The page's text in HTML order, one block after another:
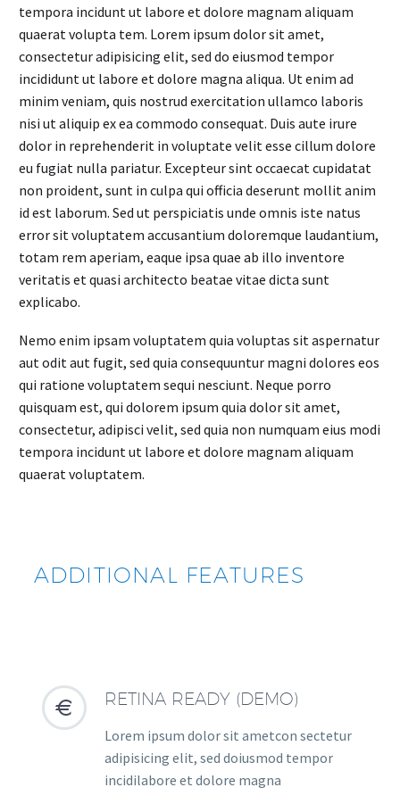
tempora incidunt ut labore et dolore magnam aliquam
quaerat volupta tem. Lorem ipsum dolor sit amet,
consectetur adipisicing elit, sed do eiusmod tempor
incididunt ut labore et dolore magna aliqua. Ut enim ad
minim veniam, quis nostrud exercitation ullamco laboris
nisi ut aliquip ex ea commodo consequat. Duis aute irure
dolor in reprehenderit in voluptate velit esse cillum dolore
eu fugiat nulla pariatur. Excepteur sint occaecat cupidatat
non proident, sunt in culpa qui officia deserunt mollit anim
id est laborum. Sed ut perspiciatis unde omnis iste natus
error sit voluptatem accusantium doloremque laudantium,
totam rem aperiam, eaque ipsa quae ab illo inventore
veritatis et quasi architecto beatae vitae dicta sunt
explicabo.
Nemo enim ipsam voluptatem quia voluptas sit aspernatur
aut odit aut fugit, sed quia consequuntur magni dolores eos
qui ratione voluptatem sequi nesciunt. Neque porro
quisquam est, qui dolorem ipsum quia dolor sit amet,
consectetur, adipisci velit, sed quia non numquam eius modi
tempora incidunt ut labore et dolore magnam aliquam
quaerat voluptatem.
ADDITIONAL FEATURES

 RETINA READY (DEMO)
Lorem ipsum dolor sit ametcon sectetur
adipisicing elit, sed doiusmod tempor
incidilabore et dolore magna